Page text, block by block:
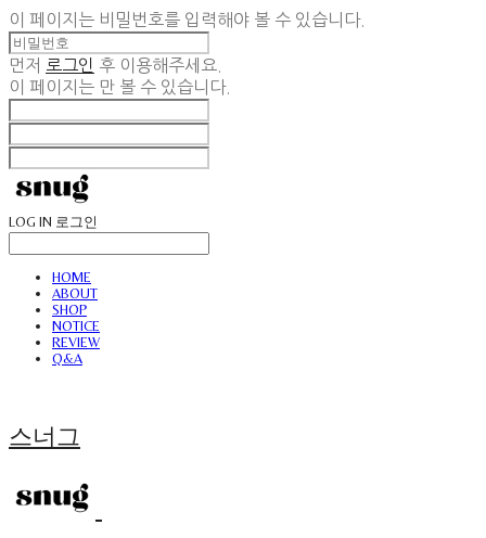
이 페이지는 비밀번호를 입력해야 볼 수 있습니다.
먼저 로그인 후 이용해주세요.
이 페이지는 만 볼 수 있습니다.
LOG IN 로그인
HOME
ABOUT
SHOP
NOTICE
REVIEW
Q&A
스너그